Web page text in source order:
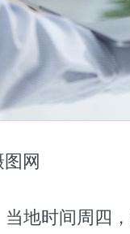
网
地时间周四，